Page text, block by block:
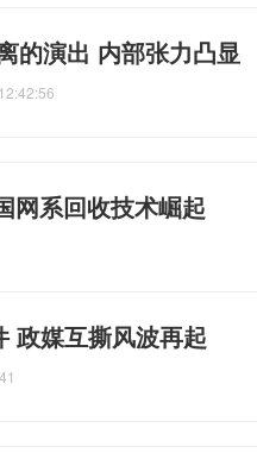
的演出 内部张力凸显
网系回收技术崛起
政媒互撕风波再起